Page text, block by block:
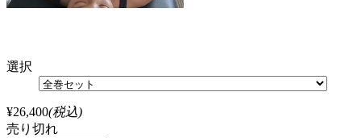
選択
¥26,400(税込)
売り切れ